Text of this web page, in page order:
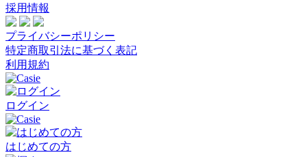
採用情報
プライバシーポリシー
特定商取引法に基づく表記
利用規約
ログイン
はじめての方